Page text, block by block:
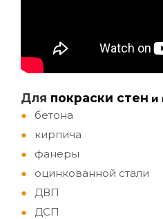
Для покраски стен и
бетона
кирпича
фанеры
оцинкованной стали
ДВП
ДСП